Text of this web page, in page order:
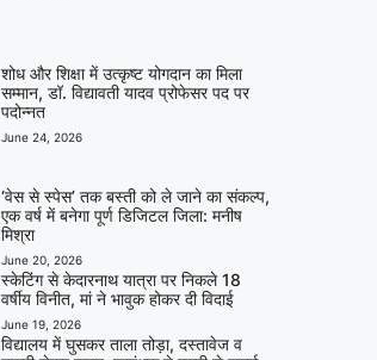
शोध और शिक्षा में उत्कृष्ट योगदान का मिला
सम्मान, डॉ. विद्यावती यादव प्रोफेसर पद पर
पदोन्नत
June 24, 2026
‘वेस से स्पेस’ तक बस्ती को ले जाने का संकल्प,
एक वर्ष में बनेगा पूर्ण डिजिटल जिला: मनीष
मिश्रा
June 20, 2026
स्केटिंग से केदारनाथ यात्रा पर निकले 18
वर्षीय विनीत, मां ने भावुक होकर दी विदाई
June 19, 2026
विद्यालय में घुसकर ताला तोड़ा, दस्तावेज व